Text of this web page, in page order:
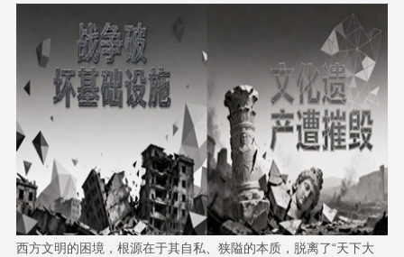
西方文明的困境，根源在于其自私、狭隘的本质，脱离了“天下大